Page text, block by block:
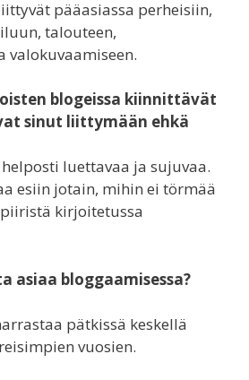
pääasiassa perheisiin,
talouteen,
valokuvaamiseen.
blogeissa kiinnittävät
sinut liittymään ehkä
luettavaa ja sujuvaa.
esiin jotain, mihin ei törmää
kirjoitetussa
asiaa bloggaamisessa?
pätkissä keskellä
vuosien.